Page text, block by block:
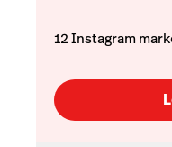
12 Instagram